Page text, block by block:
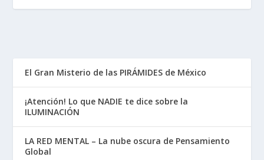
El Gran Misterio de las PIRÁMIDES de México
¡Atención! Lo que NADIE te dice sobre la
ILUMINACIÓN
LA RED MENTAL – La nube oscura de Pensamiento
Global